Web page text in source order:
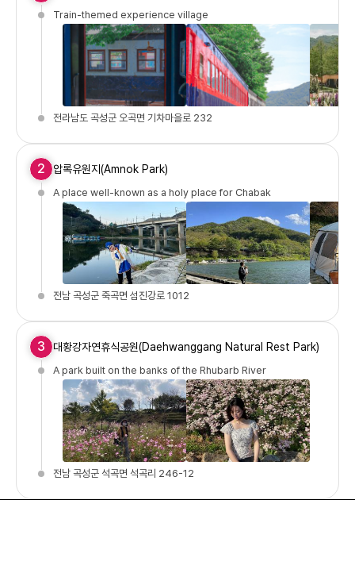
Train-themed experience village
전라남도 곡성군 오곡면 기차마을로 232
2 압록유원지(Amnok Park)
A place well-known as a holy place for Chabak
전남 곡성군 죽곡면 섬진강로 1012
3 대황강자연휴식공원(Daehwanggang Natural Rest Park)
A park built on the banks of the Rhubarb River
전남 곡성군 석곡면 석곡리 246-12